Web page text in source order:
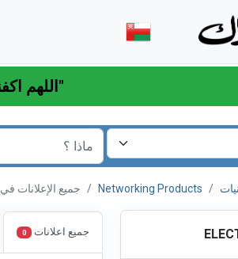
"اللهم اكفني بحلالك عن حرامك وأغنني بفضلك عمن سواك"
Networking Products جميع الإعلانات في 50 كم حول عبري
جميع اعلانات 0